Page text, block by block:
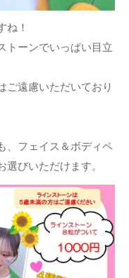
ね！
トーンでいっぱい目立
ご遠慮いただいており
、フェイス＆ボディペ
びいただけます。